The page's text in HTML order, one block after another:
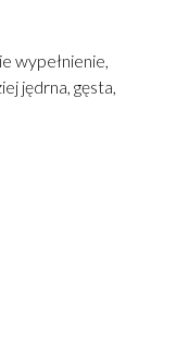
wypełnienie,
jędrna, gęsta,